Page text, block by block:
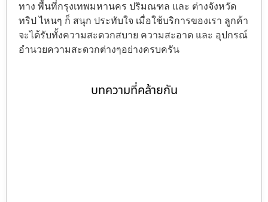
ทาง พื้นที่กรุงเทพมหานคร ปริมณฑล และ ต่างจังหวัด
ทริป ไหนๆ ก็ สนุก ประทับใจ เมื่อใช้บริการของเรา ลูกค้า
จะได้รับทั้งความสะดวกสบาย ความสะอาด และ อุปกรณ์
อำนวยความสะดวกต่างๆอย่างครบครัน
บทความที่คล้ายกัน